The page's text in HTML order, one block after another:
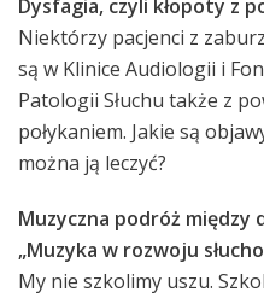
Dysfagia, czyli kłopoty z
Niektórzy pacjenci z
są w Klinice Audiologii i
Patologii Słuchu także z
połykaniem. Jakie są
można ją leczyć?
Muzyczna podróż między
„Muzyka w rozwoju
My nie szkolimy uszu.